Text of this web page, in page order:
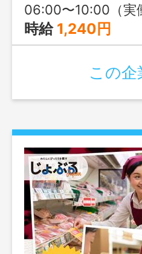
06:00〜10:00（実
時給 1,240円
この